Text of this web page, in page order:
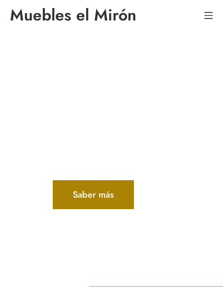
Muebles el Mirón
Saber más